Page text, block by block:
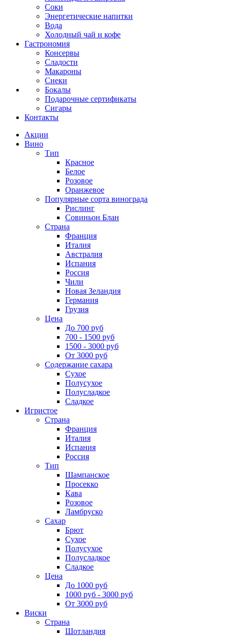
Соки
Энергетические напитки
Вода
Холодный чай и кофе
Гастрономия
Консервы
Сладости
Макароны
Снеки
Бокалы
Подарочные сертификаты
Сигары
Контакты
Акции
Вино
Тип
Красное
Белое
Розовое
Оранжевое
Популярные сорта винограда
Рислинг
Совиньон Блан
Страна
Франция
Италия
Австралия
Испания
Россия
Чили
Новая Зеландия
Германия
Грузия
Цена
До 700 руб
700 - 1500 руб
1500 - 3000 руб
От 3000 руб
Содержание сахара
Сухое
Полусухое
Полусладкое
Сладкое
Игристое
Страна
Франция
Италия
Испания
Россия
Тип
Шампанское
Просекко
Кава
Розовое
Ламбруско
Сахар
Брют
Сухое
Полусухое
Полусладкое
Сладкое
Цена
До 1000 руб
1000 руб - 3000 руб
От 3000 руб
Виски
Страна
Шотландия